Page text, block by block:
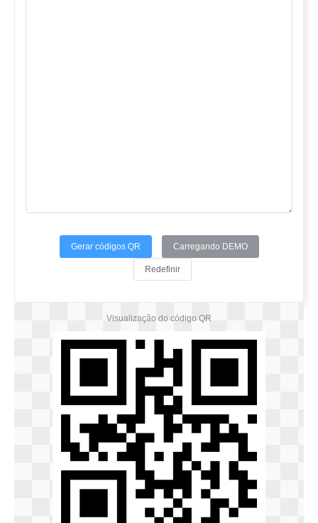
Gerar códigos QR Carregando DEMO
Redefinir
Visualização do código QR